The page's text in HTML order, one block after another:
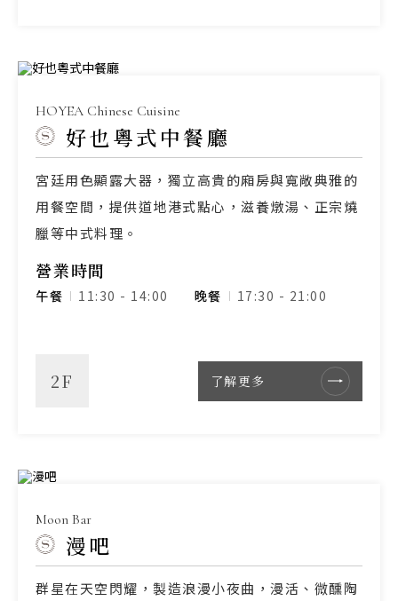
HOYEA Chinese Cuisine
好也粵式中餐廳
宮廷用色顯露大器，獨立高貴的廂房與寬敞典雅的
用餐空間，提供道地港式點心，滋養燉湯、正宗燒
臘等中式料理。
營業時間
午餐 11:30 - 14:00 晚餐 17:30 - 21:00
2F 了解更多
Moon Bar
漫吧
群星在天空閃耀，製造浪漫小夜曲，漫活、微醺陶